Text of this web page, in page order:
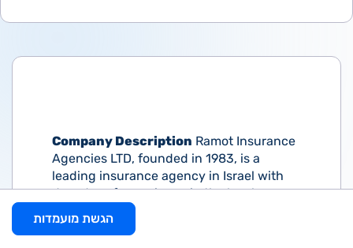
Company Description Ramot Insurance
Agencies LTD, founded in 1983, is a
leading insurance agency in Israel with
decades of experience in the local
market. Recognized in the D&B 2020
ranking of top Israeli businesses, the
הגשת מועמדות